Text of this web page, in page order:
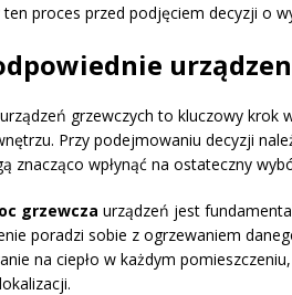
proces przed podjęciem decyzji o
grzewczych to kluczowy krok
Przy podejmowaniu decyzji
znacząco wpłynąć na ostateczny
grzewcza urządzeń jest
poradzi sobie z ogrzewaniem
na ciepło w każdym